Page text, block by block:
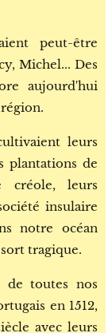
peut-être
Michel... Des
aujourd'hui
leurs
plantations de
créole, leurs
insulaire
notre océan
tragique.
de toutes nos
en 1512,
avec leurs